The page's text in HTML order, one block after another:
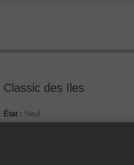
Classic des Iles
État : Neuf